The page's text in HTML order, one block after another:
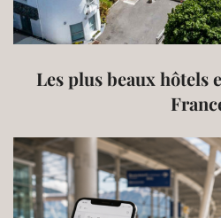
Les plus beaux hôtels